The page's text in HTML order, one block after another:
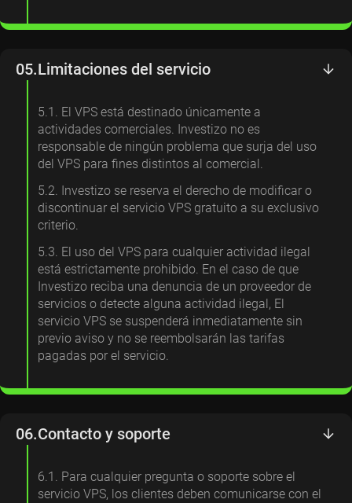
05.Limitaciones del servicio
5.1. El VPS está destinado únicamente a
actividades comerciales. Investizo no es
responsable de ningún problema que surja del uso
del VPS para fines distintos al comercial.
5.2. Investizo se reserva el derecho de modificar o
discontinuar el servicio VPS gratuito a su exclusivo
criterio.
5.3. El uso del VPS para cualquier actividad ilegal
está estrictamente prohibido. En el caso de que
Investizo reciba una denuncia de un proveedor de
servicios o detecte alguna actividad ilegal, El
servicio VPS se suspenderá inmediatamente sin
previo aviso y no se reembolsarán las tarifas
pagadas por el servicio.
06.Contacto y soporte
6.1. Para cualquier pregunta o soporte sobre el
servicio VPS, los clientes deben comunicarse con el